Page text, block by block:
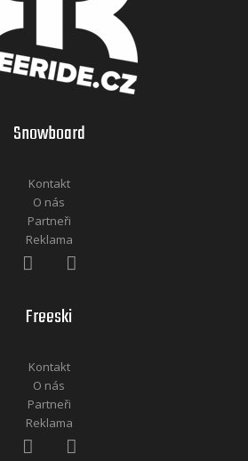
Snowboard
Kontakt
O nás
Partneři
Reklama
Freeski
Kontakt
O nás
Partneři
Reklama